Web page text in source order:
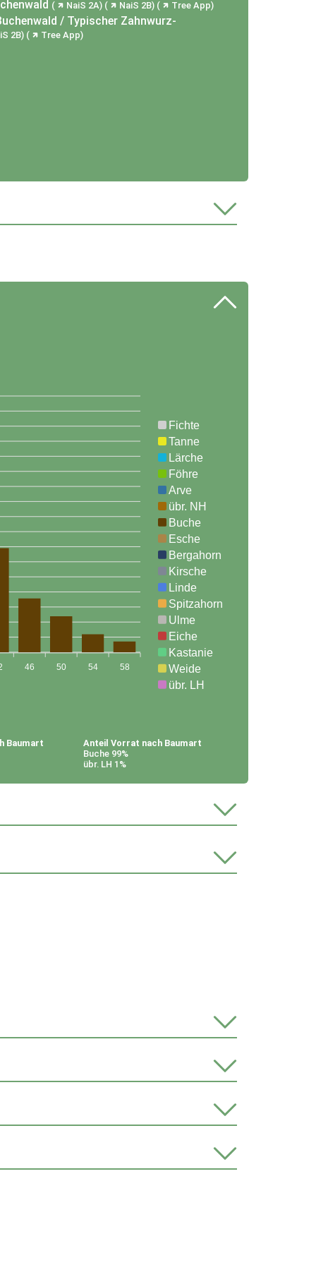
NaiS 2A NaiS 2B Tree App
/ Typischer Zahnwurz-
2B
Tree App
Fichte
Tanne
Lärche
Föhre
Arve
übr. NH
Buche
Esche
Bergahorn
Kirsche
Linde
Spitzahorn
Ulme
Eiche
Kastanie
Weide
übr. LH
46 50 54 58
Baumart
Anteil Vorrat nach Baumart
Buche 99%
übr. LH 1%